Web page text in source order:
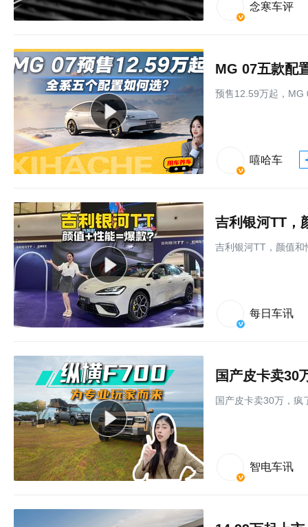
念寒车评
MG 07五款配
预售12.59万起，MG
嘻哈车
吉利银河TT，
吉利银河TT，颜值和
每日车讯
国产皮卡卖30
国产皮卡卖30万，疯
智电车讯